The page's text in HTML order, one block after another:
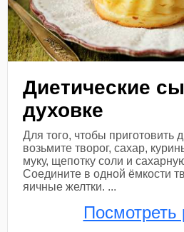
Диетические
духовке
Для того, чтобы приготовить
возьмите творог, сахар,
муку, щепотку соли и
Соедините в одной ёмкости
яичные желтки. ...
Посмотреть